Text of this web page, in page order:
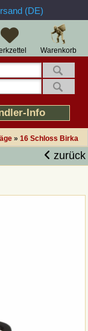
(DE)
Warenkorb
Info
» 16 Schloss Birka
zurück
Erfahrung